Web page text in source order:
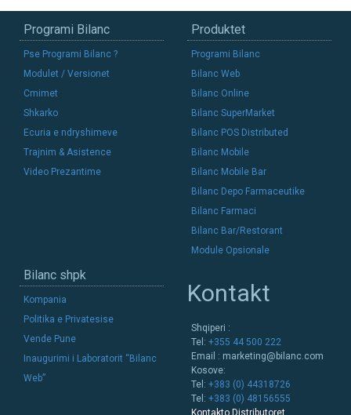
Programi Bilanc
Pse Programi Bilanc ?
Modulet / Versionet
Cmimet
Shkarko
Ecuria e ndryshimeve
Trajnim & Asistence
Video Prezantime
Produktet
Programi Bilanc
Bilanc Web
Bilanc Online
Bilanc SuperMarket
Bilanc POS Distributed
Bilanc Mobile
Bilanc Mobile Bar
Bilanc Depo Farmaceutike
Bilanc Farmaci
Bilanc Bar/Restorant
Module Opsionale
Bilanc shpk
Kompania
Politika e Privatesise
Vende Pune
Inaugurimi i Laboratorit “Bilanc
Web”
Kontakt
Shqiperi :
Tel: +355 44 500 222
Email : marketing@bilanc.com
Kosove:
Tel: +383 (0) 44318726
Tel: +383 (0) 48156555
Kontakto Distributoret